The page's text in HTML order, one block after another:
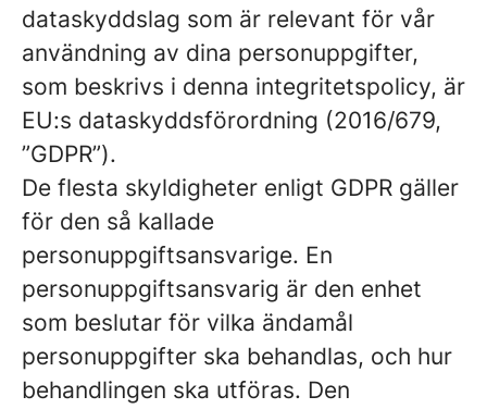
dataskyddslag som är relevant för vår
användning av dina personuppgifter,
som beskrivs i denna integritetspolicy, är
EU:s dataskyddsförordning (2016/679,
”GDPR”).
De flesta skyldigheter enligt GDPR gäller
för den så kallade
personuppgiftsansvarige. En
personuppgiftsansvarig är den enhet
som beslutar för vilka ändamål
personuppgifter ska behandlas, och hur
behandlingen ska utföras. Den